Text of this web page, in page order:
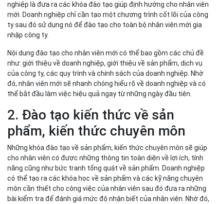
nghiệp là đưa ra các khóa đào tạo giúp định hướng cho nhân viên
mới. Doanh nghiệp chỉ cần tạo một chương trình cốt lõi của công
ty sau đó sử dụng nó để đào tạo cho toàn bộ nhân viên mới gia
nhập công ty.
Nội dung đào tạo cho nhân viên mới có thể bao gồm các chủ đề
như: giới thiệu về doanh nghiệp, giới thiệu về sản phẩm, dịch vụ
của công ty, các quy trình và chính sách của doanh nghiệp. Nhờ
đó, nhân viên mới sẽ nhanh chóng hiểu rõ về doanh nghiệp và có
thể bắt đầu làm việc hiệu quả ngay từ những ngày đầu tiên.
2. Đào tạo kiến thức về sản
phẩm, kiến thức chuyên môn
Những khóa đào tạo về sản phẩm, kiến thức chuyên môn sẽ giúp
cho nhân viên có được những thông tin toàn diện về lợi ích, tính
năng cũng như bức tranh tổng quát về sản phẩm. Doanh nghiệp
có thể tạo ra các khóa học về sản phẩm và các kỹ năng chuyên
môn cần thiết cho công việc của nhân viên sau đó đưa ra những
bài kiểm tra để đánh giá mức độ nhận biết của nhân viên. Nhờ đó,